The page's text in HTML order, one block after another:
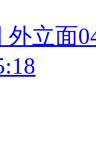
外立面